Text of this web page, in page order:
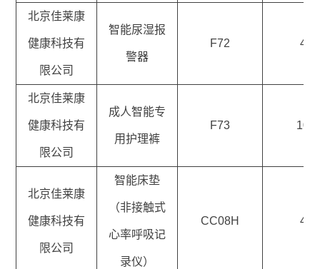
北京佳莱康
健康科技有
限公司
智能尿湿报
警器
F72 4
北京佳莱康
健康科技有
限公司
成人智能专
用护理裤
F73 10
北京佳莱康
健康科技有
限公司
智能床垫
（非接触式
心率呼吸记
录仪）
CC08H 4